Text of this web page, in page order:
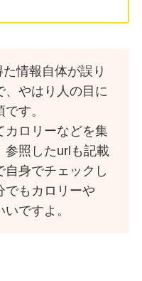
情報自体が誤り
、やはり人の目に
す。
カロリーなどを集
参照したurlも記載
自身でチェックし
でもカロリーや
ですよ。